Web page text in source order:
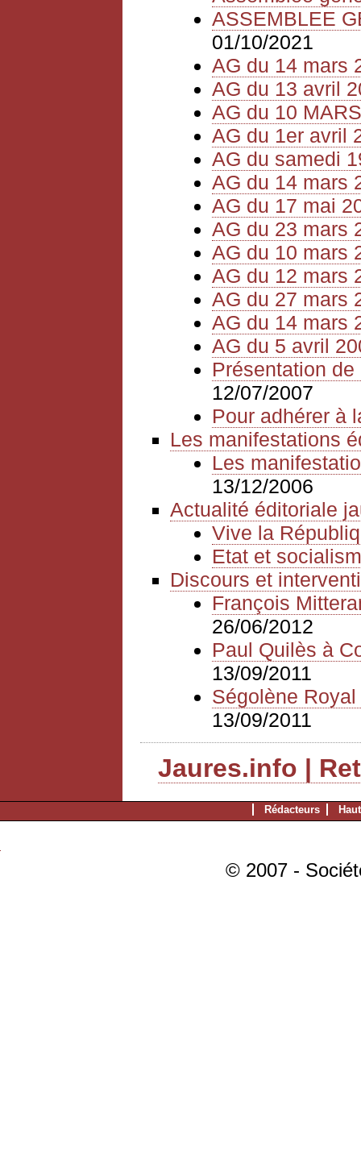
ASSEMBLEE
01/10/2021
AG du 14 mars
AG du 13 avril
AG du 10
AG du 1er avril
AG du samedi
AG du 14 mars
AG du 17 mai
AG du 23 mars
AG du 10 mars
AG du 12 mars
AG du 27 mars
AG du 14 mars
AG du 5 avril
Présentation
12/07/2007
Pour adhérer à
Les manifestations
Les
13/12/2006
Actualité éditoriale
Vive la
Etat et
Discours et
François
26/06/2012
Paul Quilès à
13/09/2011
Ségolène
13/09/2011
Jaures.info |
Rédacteurs
© 2007 -